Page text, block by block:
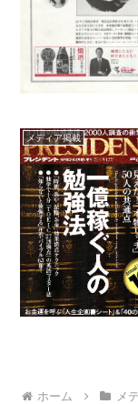
メディア掲載
ホーム メ